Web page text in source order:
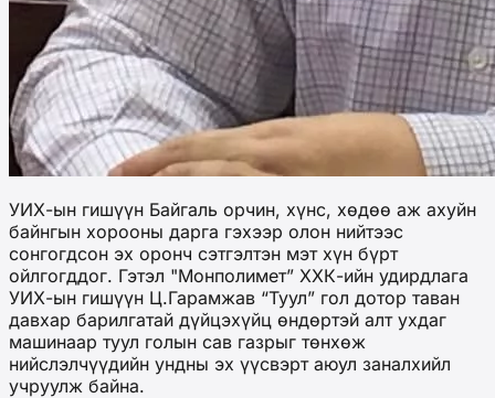
УИХ-ын гишүүн Байгаль орчин, хүнс, хөдөө аж ахуйн
байнгын хорооны дарга гэхээр олон нийтээс
сонгогдсон эх оронч сэтгэлтэн мэт хүн бүрт
ойлгогддог. Гэтэл "Монполимет” ХХК-ийн удирдлага
УИХ-ын гишүүн Ц.Гарамжав “Туул” гол дотор таван
давхар барилгатай дүйцэхүйц өндөртэй алт ухдаг
машинаар туул голын сав газрыг төнхөж
нийслэлчүүдийн ундны эх үүсвэрт аюул заналхийл
учруулж байна.